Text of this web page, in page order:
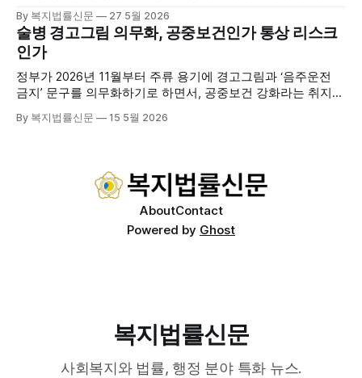
고 본격적인 서비스 제공에 나서고 있다. 재택의료센터
는 (한)의사가 거동 불편으로 의료기관 이용이 어렵다고 판단
한 장기요양 등급자를 대상으로, (한)의사·간호사·사회복지사
로 구성된 다학제 팀이 직접 가정을 방문해 건강관리서비스
를 제공하는
By 복지법률신문 27 5월 2026
술병 경고그림 의무화, 공중보건인가 통상 리스크
인가
정부가 2026년 11월부터 주류 용기에 경고그림과 ‘음주운전
금지’ 문구를 의무화하기로 하면서, 공중보건 강화라는 취지와
도는 국제 통상 규범, 영세업체 부담, 소비자 선택권 등 다양한
By 복지법률신문 15 5월 2026
AboutContact
Powered by Ghost
복지법률신문
사회복지와 법률, 행정 분야 특화 뉴스.